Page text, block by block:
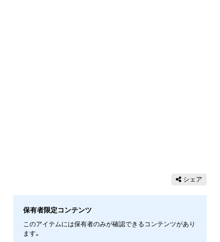
シェア
保有者限定コンテンツ
このアイテムには保有者のみが確認できるコンテンツがあり
ます。